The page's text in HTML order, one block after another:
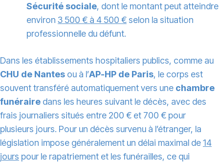
Sécurité sociale, dont le montant peut atteindre
environ 3 500 € à 4 500 € selon la situation
professionnelle du défunt.
Dans les établissements hospitaliers publics, comme au
CHU de Nantes ou à l’AP-HP de Paris, le corps est
souvent transféré automatiquement vers une chambre
funéraire dans les heures suivant le décès, avec des
frais journaliers situés entre 200 € et 700 € pour
plusieurs jours. Pour un décès survenu à l’étranger, la
législation impose généralement un délai maximal de14
jours pour le rapatriement et les funérailles, ce qui